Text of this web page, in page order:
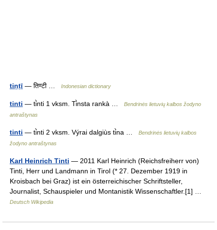
tiṇṭī — तिण्टी … Indonesian dictionary
tinti — ti̇̀nti 1 vksm. Ti̇̀nsta rankà …
Bendrinės lietuvių kalbos žodyno
antraštynas
tinti — ti̇̀nti 2 vksm. Výrai dalgiùs ti̇̀na …
Bendrinės lietuvių kalbos
žodyno antraštynas
Karl Heinrich Tinti — 2011 Karl Heinrich (Reichsfreiherr von)
Tinti, Herr und Landmann in Tirol (* 27. Dezember 1919 in
Kroisbach bei Graz) ist ein österreichischer Schriftsteller,
Journalist, Schauspieler und Montanistik Wissenschaftler.[1] …
Deutsch Wikipedia